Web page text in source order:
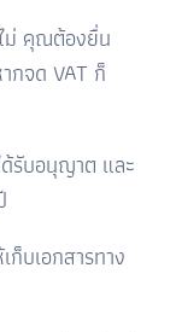
ม่ คุณต้องยื่น
กจด VAT ก็
รับอนุญาต และ
บเอกสารทาง